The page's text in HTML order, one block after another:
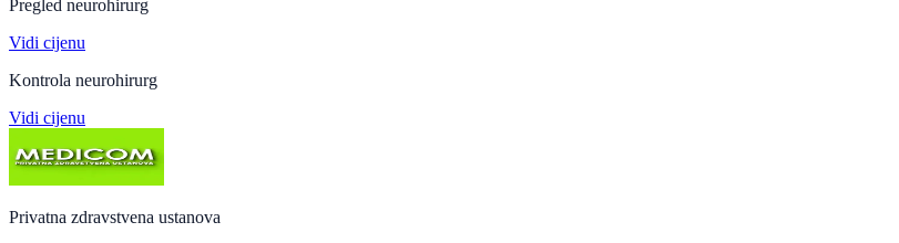
Pregled neurohirurg
Vidi cijenu
Kontrola neurohirurg
Vidi cijenu
Privatna zdravstvena ustanova